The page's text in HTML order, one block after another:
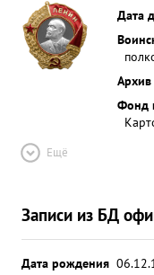
Дата
Архив
Фонд
Ещё
Записи из БД
Дата рождения